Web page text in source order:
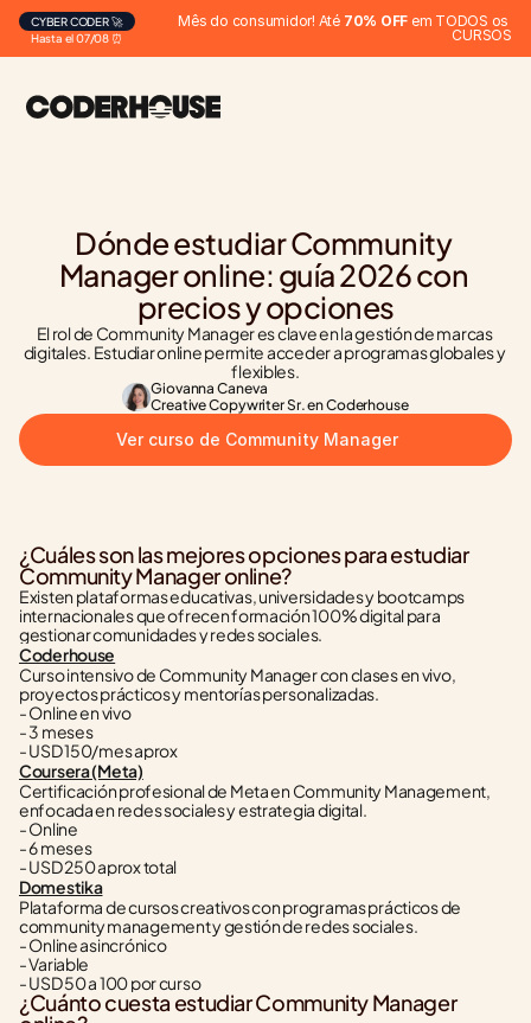
Hasta el 07/08 ⏰
CYBER CODER 🚀 Mês do consumidor! Até 70% OFF em TODOS os
CURSOS
Dónde estudiar Community
Manager online: guía 2026 con
precios y opciones
El rol de Community Manager es clave en la gestión de marcas
digitales. Estudiar online permite acceder a programas globales y
flexibles.
Giovanna Caneva
Creative Copywriter Sr. en Coderhouse
Ver curso de Community Manager
¿Cuáles son las mejores opciones para estudiar
Community Manager online?
Existen plataformas educativas, universidades y bootcamps
internacionales que ofrecen formación 100% digital para
gestionar comunidades y redes sociales.
Coderhouse
Curso intensivo de Community Manager con clases en vivo,
proyectos prácticos y mentorías personalizadas.
- Online en vivo
- 3 meses
- USD 150/mes aprox
Coursera (Meta)
Certificación profesional de Meta en Community Management,
enfocada en redes sociales y estrategia digital.
- Online
- 6 meses
- USD 250 aprox total
Domestika
Plataforma de cursos creativos con programas prácticos de
community management y gestión de redes sociales.
- Online asincrónico
- Variable
- USD 50 a 100 por curso
¿Cuánto cuesta estudiar Community Manager